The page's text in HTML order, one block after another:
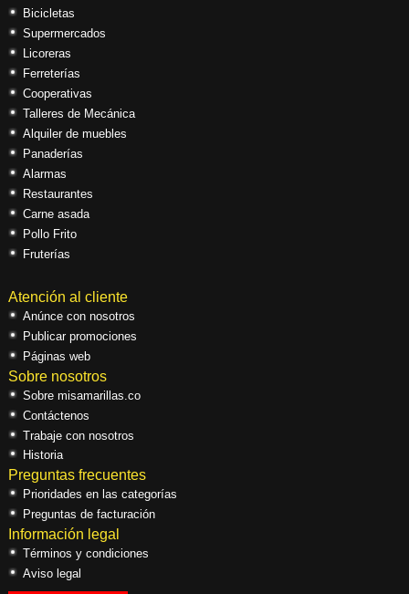
Bicicletas
Supermercados
Licoreras
Ferreterías
Cooperativas
Talleres de Mecánica
Alquiler de muebles
Panaderías
Alarmas
Restaurantes
Carne asada
Pollo Frito
Fruterías
Atención al cliente
Anúnce con nosotros
Publicar promociones
Páginas web
Sobre nosotros
Sobre misamarillas.co
Contáctenos
Trabaje con nosotros
Historia
Preguntas frecuentes
Prioridades en las categorías
Preguntas de facturación
Información legal
Términos y condiciones
Aviso legal